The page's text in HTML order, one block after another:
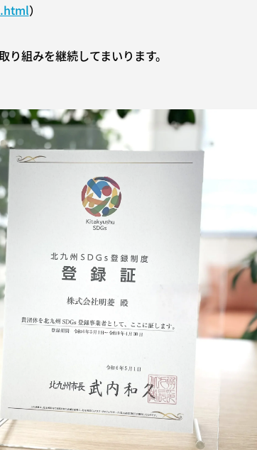
）
組みを継続してまいります。